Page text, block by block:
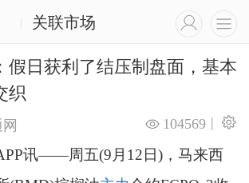
关联市场
假日获利了结压制盘面，基本
织
|
104569
讯——周五(9月12日)，马来西